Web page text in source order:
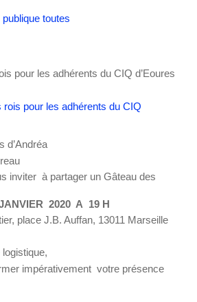
publique toutes
pour les adhérents du CIQ d’Eoures
d’Andréa
inviter à partager un Gâteau des
2020 A 19 H
place J.B. Auffan, 13011 Marseille
impérativement votre présence